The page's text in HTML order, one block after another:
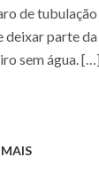
de
deixar parte
sem água.